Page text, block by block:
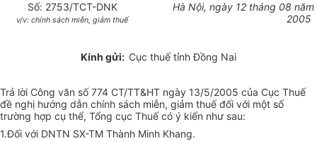
Số: 2753/TCT-DNK
v/v: chính sách miễn, giảm thuế
Hà Nội, ngày 12 tháng 08 năm
2005
Kính gửi: Cục thuế tỉnh Đồng Nai
Trả lời Công văn số 774 CT/TT&HT ngày 13/5/2005 của Cục Thuế
đề nghị hướng dẫn chính sách miễn, giảm thuế đối với một số
trường hợp cụ thể, Tổng cục Thuế có ý kiến như sau:
1.Đối với DNTN SX-TM Thành Minh Khang.